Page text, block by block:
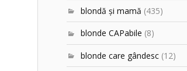
blondă şi mamă (435)
blonde CAPabile (8)
blonde care gândesc (12)